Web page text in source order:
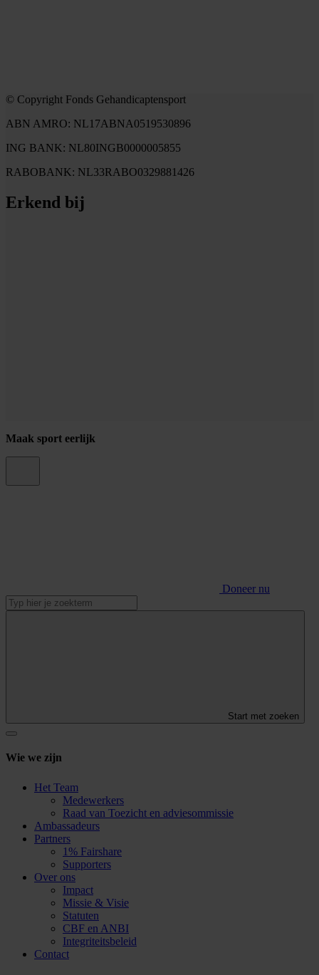
© Copyright Fonds Gehandicaptensport
ABN AMRO: NL17ABNA0519530896
ING BANK: NL80INGB0000005855
RABOBANK: NL33RABO0329881426
Erkend bij
Maak sport eerlijk
Doneer nu
Start met zoeken
Wie we zijn
Het Team
Medewerkers
Raad van Toezicht en adviesommissie
Ambassadeurs
Partners
1% Fairshare
Supporters
Over ons
Impact
Missie & Visie
Statuten
CBF en ANBI
Integriteitsbeleid
Contact